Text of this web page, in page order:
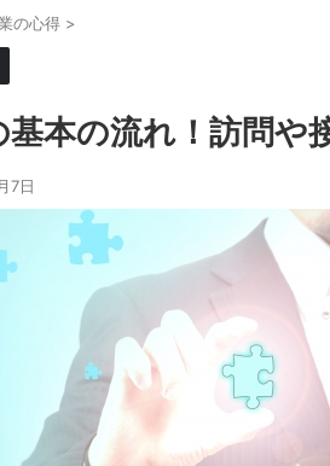
の心得 >
基本の流れ！訪問や
7日